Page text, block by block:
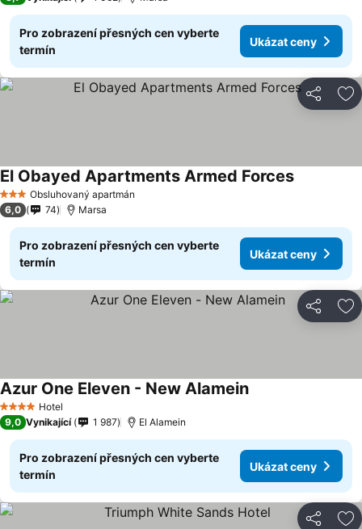
Pro zobrazení přesných cen vyberte
termín
Ukázat ceny
Sdílet
3 Počet hvězdiček
Obsluhovaný apartmán
El Obayed Apartments Armed Forces
6,0 74 Marsa
Pro zobrazení přesných cen vyberte
termín
Ukázat ceny
Sdílet
4 Počet hvězdiček
Hotel
Azur One Eleven - New Alamein
9,0 Vynikající 1 987 El Alamein
Pro zobrazení přesných cen vyberte
termín
Ukázat ceny
Sdílet